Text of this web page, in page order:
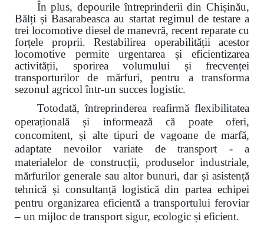
În plus, depourile întreprinderii din Chișinău,
Bălți și Basarabeasca au startat regimul de testare a
trei locomotive diesel de manevră, recent reparate cu
forțele proprii. Restabilirea operabilității acestor
locomotive permite urgentarea și eficientizarea
activității, sporirea volumului și frecvenței
transporturilor de mărfuri,pentru a transforma
sezonul agricol într-un succes logistic.
Totodată, întreprinderea reafirmă flexibilitatea
operațională și informează că poate oferi,
concomitent, și alte tipuri de vagoane de marfă,
adaptate nevoilor variate de transport - a
materialelor de construcții, produselor industriale,
mărfurilor generale sau altor bunuri, dar și asistență
tehnică și consultanță logistică din partea echipei
pentru organizarea eficientă a transportului feroviar
– un mijloc de transport sigur, ecologic și eficient.